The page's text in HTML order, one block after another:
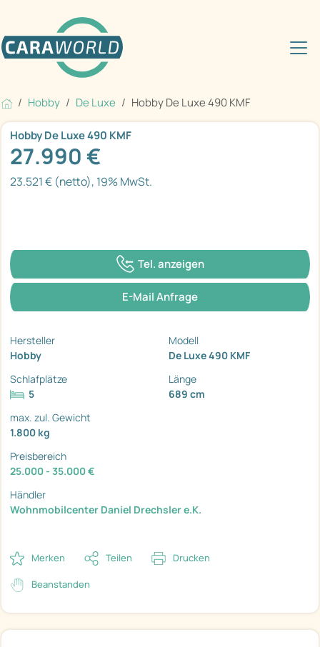
Hobby De Luxe Hobby De Luxe 490 KMF
Hobby De Luxe 490 KMF
27.990 €
23.521 € (netto), 19% MwSt.
Tel. anzeigen
E-Mail Anfrage
Hersteller
Hobby
Modell
De Luxe 490 KMF
Schlafplätze
5
Länge
689 cm
max. zul. Gewicht
1.800 kg
Preisbereich
25.000 - 35.000 €
Händler
Wohnmobilcenter Daniel Drechsler e.K.
Merken Teilen Drucken
Beanstanden